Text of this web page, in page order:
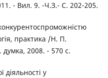
- Вил. 9. -Ч.З.- С. 202-205.
практика /Н. П.
думка, 2008. - 570 с.
у